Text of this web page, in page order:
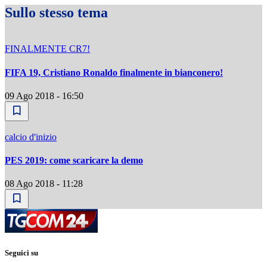
Sullo stesso tema
FINALMENTE CR7!
FIFA 19, Cristiano Ronaldo finalmente in bianconero!
09 Ago 2018 - 16:50
calcio d'inizio
PES 2019: come scaricare la demo
08 Ago 2018 - 11:28
Seguici su